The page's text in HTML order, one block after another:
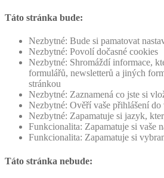
Táto stránka bude:
Nezbytné: Bude si pamatovat
Nezbytné: Povolí dočasné cookies
Nezbytné: Shromáždí informace,
formulářů, newsletterů a jiných
stránkou
Nezbytné: Zaznamená co jste si
Nezbytné: Ověří vaše přihlášení
Nezbytné: Zapamatuje si jazyk,
Funkcionalita: Zapamatuje si vaše
Funkcionalita: Zapamatuje si
Táto stránka nebude: